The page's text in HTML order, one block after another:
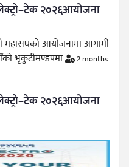
२०२६आयोजना
महासंघको आयोजनामा आगामी
भृकुटीमण्डपमा
2 months
२०२६आयोजना